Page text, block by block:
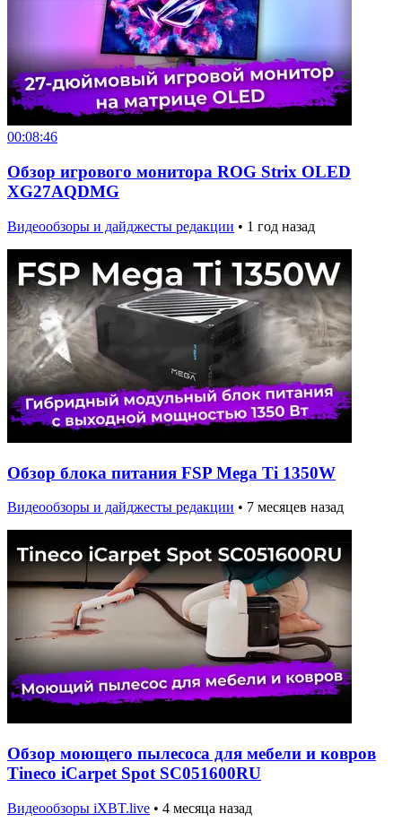
00:08:46
Обзор игрового монитора ROG Strix OLED
XG27AQDMG
Видеообзоры и дайджесты редакции • 1 год назад
Обзор блока питания FSP Mega Ti 1350W
Видеообзоры и дайджесты редакции • 7 месяцев назад
Обзор моющего пылесоса для мебели и ковров
Tineco iCarpet Spot SC051600RU
Видеообзоры iXBT.live • 4 месяца назад